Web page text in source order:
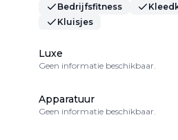
Bedrijfsfitness
Kluisjes
Luxe
Geen informatie beschikbaar.
Apparatuur
Geen informatie beschikbaar.